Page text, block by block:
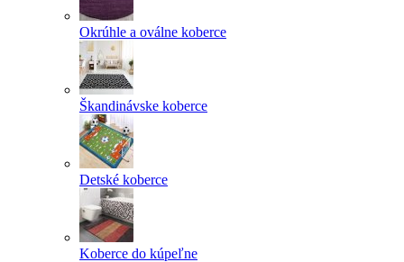
Okrúhle a oválne koberce
Škandinávske koberce
Detské koberce
Koberce do kúpeľne